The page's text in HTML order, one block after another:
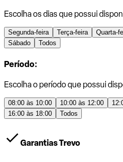
Escolha os dias que possui
Segunda-feira Terça-feira Quarta-
Sábado
Todos
Período:
Escolha o período que possui
08:00 às 10:00 10:00 às 12:00
16:00 às 18:00
Todos
Garantias Trevo